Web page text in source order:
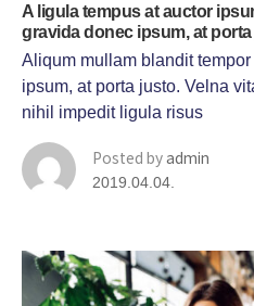
A ligula tempus at auctor
gravida donec ipsum, at
Aliqum mullam blandit
ipsum, at porta justo. Velna
nihil impedit ligula risus
Posted byadmin
2019.04.04.